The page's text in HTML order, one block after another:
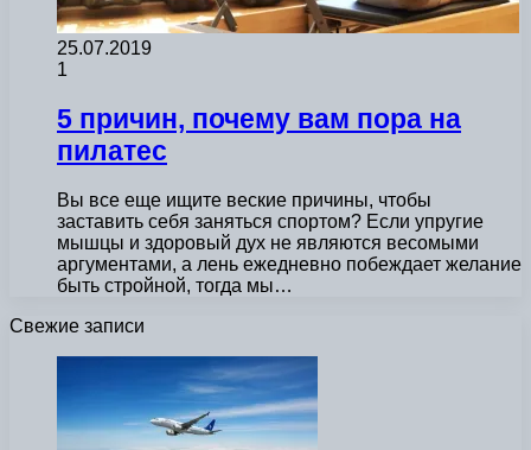
25.07.2019
1
5 причин, почему вам пора на
пилатес
Вы все еще ищите веские причины, чтобы
заставить себя заняться спортом? Если упругие
мышцы и здоровый дух не являются весомыми
аргументами, а лень ежедневно побеждает желание
быть стройной, тогда мы…
Свежие записи